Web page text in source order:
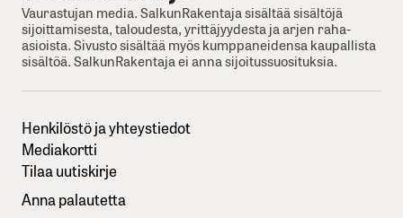
Vaurastujan media. SalkunRakentaja sisältää sisältöjä
sijoittamisesta, taloudesta, yrittäjyydesta ja arjen raha-
asioista. Sivusto sisältää myös kumppaneidensa kaupallista
sisältöä. SalkunRakentaja ei anna sijoitussuosituksia.
Henkilöstö ja yhteystiedot
Mediakortti
Tilaa uutiskirje
Anna palautetta